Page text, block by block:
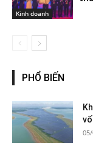
Kinh doanh
PHỔ BIẾN